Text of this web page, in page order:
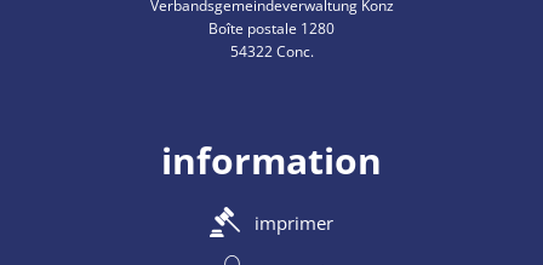
Verbandsgemeindeverwaltung Konz
Boîte postale 1280
54322 Conc.
information
imprimer